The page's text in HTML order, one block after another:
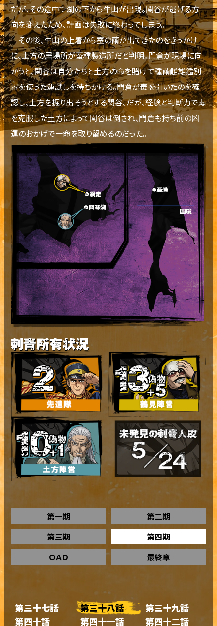
だが、その途中で湖の下から牛山が出現。関谷が逃げる方
向を変えたため、計画は失敗に終わってしまう。
その後、牛山の上着から蚕の繭が出てきたのをきっかけ
に、土方の居場所が蚕種製造所だと判明。門倉が現場に向
かうと、関谷は自分たちと土方の命を賭けて種繭雌雄鑑別
器を使った運試しを持ちかける。門倉が毒を引いたのを確
認し、土方を掘り出そうとする関谷。だが、経験と判断力で毒
を克服した土方によって関谷は倒され、門倉も持ち前の凶
運のおかげで一命を取り留めるのだった。
第一期
第二期
第三期
第四期
ＯＡＤ
最終章
第三十七話 第三十八話
第三十九話
第四十話
第四十一話 第四十二話